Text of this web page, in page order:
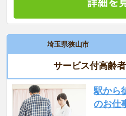
埼玉県狭山市
サービス付高齢
駅から
のお仕